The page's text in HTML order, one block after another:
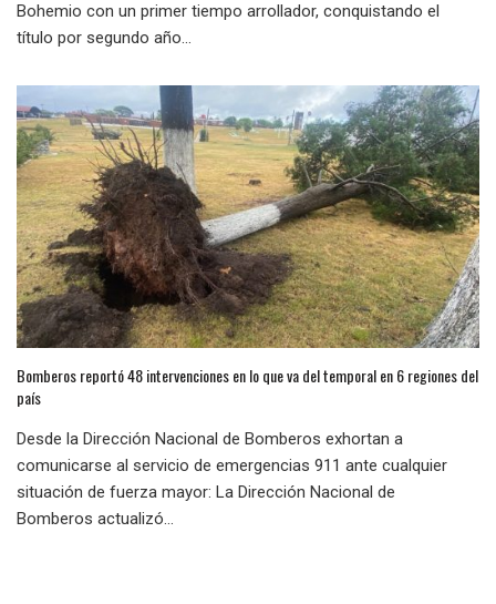
Bohemio con un primer tiempo arrollador, conquistando el
título por segundo año...
Bomberos reportó 48 intervenciones en lo que va del temporal en 6 regiones del
país
Desde la Dirección Nacional de Bomberos exhortan a
comunicarse al servicio de emergencias 911 ante cualquier
situación de fuerza mayor: La Dirección Nacional de
Bomberos actualizó...